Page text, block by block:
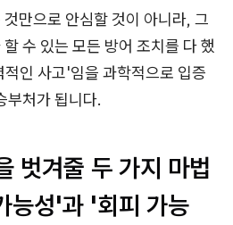
만으로 안심할 것이 아니라, 그
수 있는 모든 방어 조치를 다 했
인 사고'임을 과학적으로 입증
부처가 됩니다.
벗겨줄 두 가지 마법
능성'과 '회피 가능